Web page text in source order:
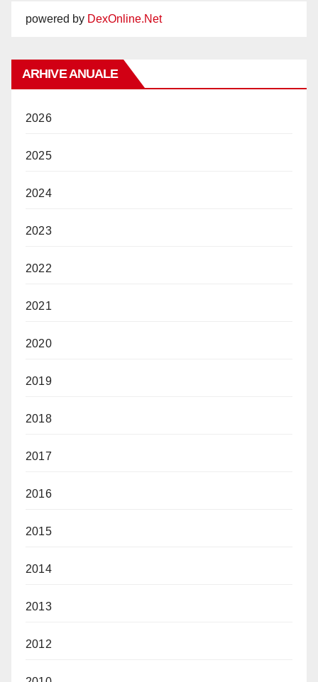
powered by DexOnline.Net
ARHIVE ANUALE
2026
2025
2024
2023
2022
2021
2020
2019
2018
2017
2016
2015
2014
2013
2012